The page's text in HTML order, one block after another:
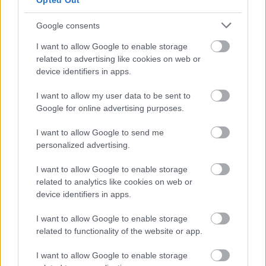
Google consents
I want to allow Google to enable storage
related to advertising like cookies on web or
device identifiers in apps.
I want to allow my user data to be sent to
Google for online advertising purposes.
I want to allow Google to send me
personalized advertising.
I want to allow Google to enable storage
related to analytics like cookies on web or
device identifiers in apps.
I want to allow Google to enable storage
related to functionality of the website or app.
I want to allow Google to enable storage
Ezt az ételt – mint a kép dátuma mutatja nálam –
majdnem pont két éve készítettem. Azóta is időnként
előveszem, alkalmazom a kis spirálozó készüléket.
Igaz, lehet kapni komolyabbat, kényelmesebben
használhatót, ami „kövérebb” zöldségekkel is
nem éri…